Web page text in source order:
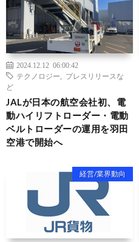
2024.12.12 06:00:42
テクノロジー
プレスリリースな
ど
JALが日本の航空会社初、電
動ハイリフトローダー・電動
ベルトローダーの運用を羽田
空港で開始へ
経営/業界動向